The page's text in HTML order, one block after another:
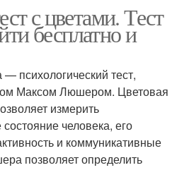
с цветами. Тест
бесплатно и
психологический тест,
Максом Люшером. Цветовая
измерить
человека, его
и коммуникативные
позволяет определить